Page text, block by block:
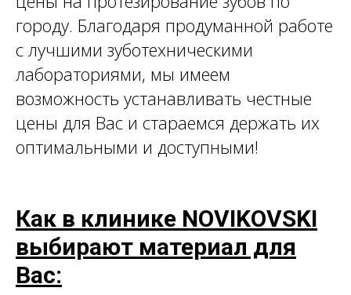
городу. Благодаря продуманной работе
с лучшими зуботехническими
лабораториями, мы имеем
возможность устанавливать честные
цены для Вас и стараемся держать их
оптимальными и доступными!
Как в клинике NOVIKOVSKI
выбирают материал для
Вас: